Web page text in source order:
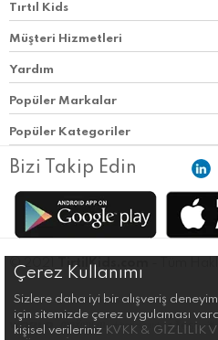
Tırtıl Kids
Müşteri Hizmetleri
Yardım
Popüler Markalar
Popüler Kategoriler
Bizi Takip Edin
© 2021 TirtilKids.com
Çerez Kullanımı
Sizlere daha iyi bir alışveriş
için sitemizde çerez uygulaması
kişisel verileriniz KVKK & GİZLİLİK